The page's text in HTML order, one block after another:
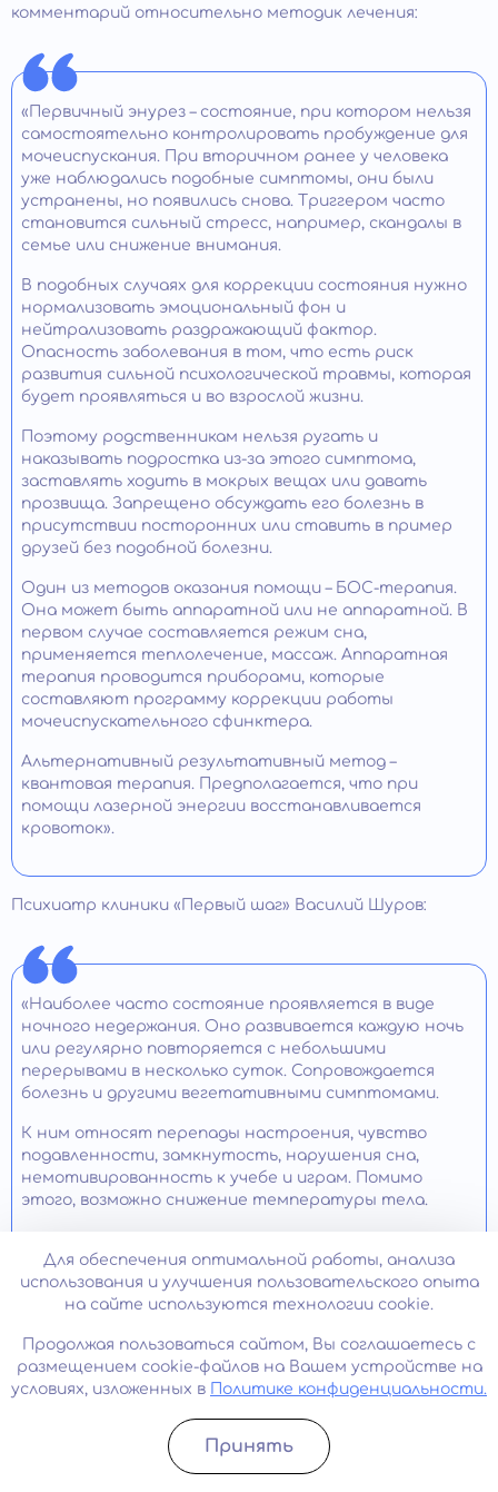
комментарий относительно методик лечения:
«Первичный энурез – состояние, при котором нельзя
самостоятельно контролировать пробуждение для
мочеиспускания. При вторичном ранее у человека
уже наблюдались подобные симптомы, они были
устранены, но появились снова. Триггером часто
становится сильный стресс, например, скандалы в
семье или снижение внимания.
В подобных случаях для коррекции состояния нужно
нормализовать эмоциональный фон и
нейтрализовать раздражающий фактор.
Опасность заболевания в том, что есть риск
развития сильной психологической травмы, которая
будет проявляться и во взрослой жизни.
Поэтому родственникам нельзя ругать и
наказывать подростка из-за этого симптома,
заставлять ходить в мокрых вещах или давать
прозвища. Запрещено обсуждать его болезнь в
присутствии посторонних или ставить в пример
друзей без подобной болезни.
Один из методов оказания помощи – БОС-терапия.
Она может быть аппаратной или не аппаратной. В
первом случае составляется режим сна,
применяется теплолечение, массаж. Аппаратная
терапия проводится приборами, которые
составляют программу коррекции работы
мочеиспускательного сфинктера.
Альтернативный результативный метод –
квантовая терапия. Предполагается, что при
помощи лазерной энергии восстанавливается
кровоток».
Психиатр клиники «Первый шаг» Василий Шуров:
«Наиболее часто состояние проявляется в виде
ночного недержания. Оно развивается каждую ночь
или регулярно повторяется с небольшими
перерывами в несколько суток. Сопровождается
болезнь и другими вегетативными симптомами.
К ним относят перепады настроения, чувство
подавленности, замкнутость, нарушения сна,
немотивированность к учебе и играм. Помимо
этого, возможно снижение температуры тела.
саду и школе. В связи с этим родителям важно
уточнять, как у него дела в школе, какое у него
настроение.
Предрасполагающими факторами к развитию
отклонения могут стать генетическая
предрасположенность, родовые патологии,
что мальчики страдают расстройством в три раза
Записатьcя
Для обеспечения оптимальной работы, анализа
использования и улучшения пользовательского опыта
на сайте используются технологии cookie.
Продолжая пользоваться сайтом, Вы соглашаетесь с
размещением cookie-файлов на Вашем устройстве на
условиях, изложенных в
Политике конфиденциальности.
Принять